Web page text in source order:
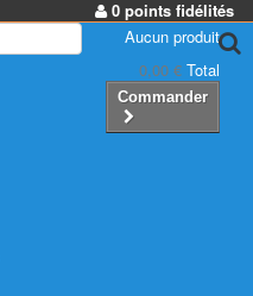
0 points fidélités
Aucun produit
0,00 € Total
Commander